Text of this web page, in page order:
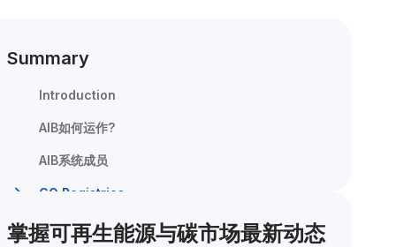
Summary
Introduction
AIB如何运作?
AIB系统成员
GO Registries
掌握可再生能源与碳市场最新动态